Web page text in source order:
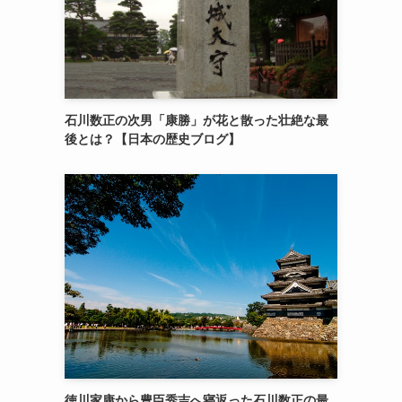
石川数正の次男「康勝」が花と散った壮絶な最
後とは？【日本の歴史ブログ】